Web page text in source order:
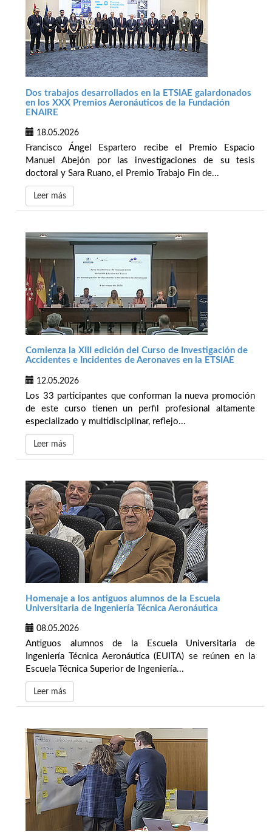
Dos trabajos desarrollados en la ETSIAE galardonados
en los XXX Premios Aeronáuticos de la Fundación
ENAIRE
18.05.2026
Francisco Ángel Espartero recibe el Premio Espacio
Manuel Abejón por las investigaciones de su tesis
doctoral y Sara Ruano, el Premio Trabajo Fin de...
Leer más
Comienza la XIII edición del Curso de Investigación de
Accidentes e Incidentes de Aeronaves en la ETSIAE
12.05.2026
Los 33 participantes que conforman la nueva promoción
de este curso tienen un perfil profesional altamente
especializado y multidisciplinar, reflejo...
Leer más
Homenaje a los antiguos alumnos de la Escuela
Universitaria de Ingeniería Técnica Aeronáutica
08.05.2026
Antiguos alumnos de la Escuela Universitaria de
Ingeniería Técnica Aeronáutica (EUITA) se reúnen en la
Escuela Técnica Superior de Ingeniería...
Leer más